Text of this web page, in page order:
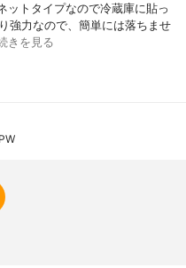
ットタイプなので冷蔵庫に貼っ
強力なので、簡単には落ちませ
きを見る